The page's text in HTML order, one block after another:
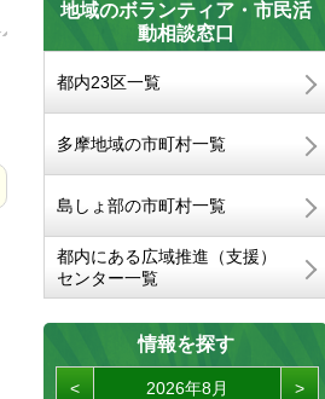
地域のボランティア・市民活
動相談窓口
都内23区一覧
多摩地域の市町村一覧
島しょ部の市町村一覧
都内にある広域推進（支援）
センター一覧
情報を探す
< 2026年8月 >